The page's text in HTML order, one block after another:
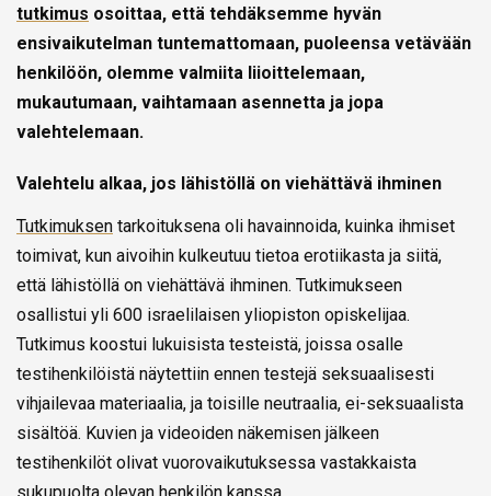
tutkimus osoittaa, että tehdäksemme hyvän
ensivaikutelman tuntemattomaan, puoleensa vetävään
henkilöön, olemme valmiita liioittelemaan,
mukautumaan, vaihtamaan asennetta ja jopa
valehtelemaan.
Valehtelu alkaa, jos lähistöllä on viehättävä ihminen
Tutkimuksen tarkoituksena oli havainnoida, kuinka ihmiset
toimivat, kun aivoihin kulkeutuu tietoa erotiikasta ja siitä,
että lähistöllä on viehättävä ihminen. Tutkimukseen
osallistui yli 600 israelilaisen yliopiston opiskelijaa.
Tutkimus koostui lukuisista testeistä, joissa osalle
testihenkilöistä näytettiin ennen testejä seksuaalisesti
vihjailevaa materiaalia, ja toisille neutraalia, ei-seksuaalista
sisältöä. Kuvien ja videoiden näkemisen jälkeen
testihenkilöt olivat vuorovaikutuksessa vastakkaista